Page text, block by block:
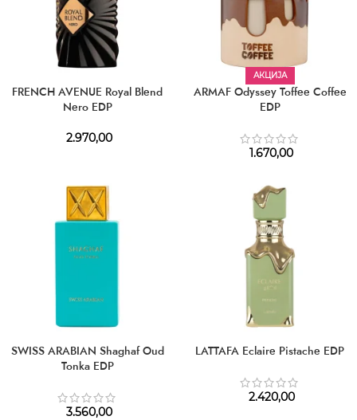
FRENCH AVENUE Royal Blend
Nero EDP
2.970,00
АКЦИЈА
ARMAF Odyssey Toffee Coffee
EDP
1.670,00
SWISS ARABIAN Shaghaf Oud
Tonka EDP
3.560,00
LATTAFA Eclaire Pistache EDP
2.420,00